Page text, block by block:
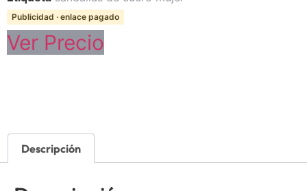
Publicidad · enlace pagado
Ver Precio
Descripción